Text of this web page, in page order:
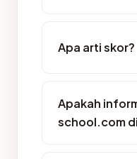
Apa arti skor?
Apakah
school.com